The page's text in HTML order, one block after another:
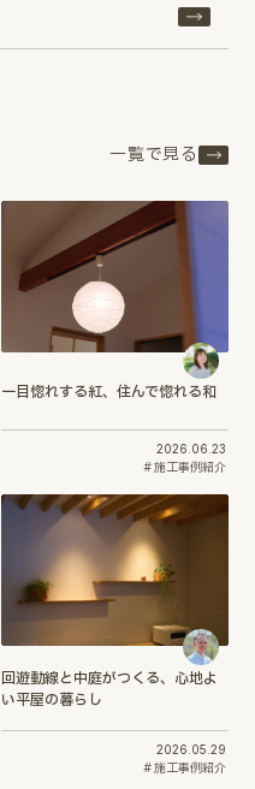
一覧で見る
一目惚れする紅、住んで惚れる和
2026.06.23
施工事例紹介
回遊動線と中庭がつくる、心地よ
い平屋の暮らし
2026.05.29
施工事例紹介